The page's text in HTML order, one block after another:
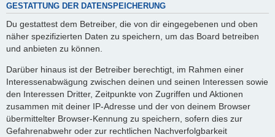
GESTATTUNG DER DATENSPEICHERUNG
Du gestattest dem Betreiber, die von dir eingegebenen und oben
näher spezifizierten Daten zu speichern, um das Board betreiben
und anbieten zu können.
Darüber hinaus ist der Betreiber berechtigt, im Rahmen einer
Interessenabwägung zwischen deinen und seinen Interessen sowie
den Interessen Dritter, Zeitpunkte von Zugriffen und Aktionen
zusammen mit deiner IP-Adresse und der von deinem Browser
übermittelter Browser-Kennung zu speichern, sofern dies zur
Gefahrenabwehr oder zur rechtlichen Nachverfolgbarkeit